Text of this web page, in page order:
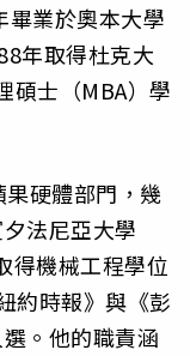
畢業於奧本大學
年取得杜克大
士（MBA）學
硬體部門，幾
法尼亞大學
得機械工程學位
約時報》與《彭
。他的職責涵